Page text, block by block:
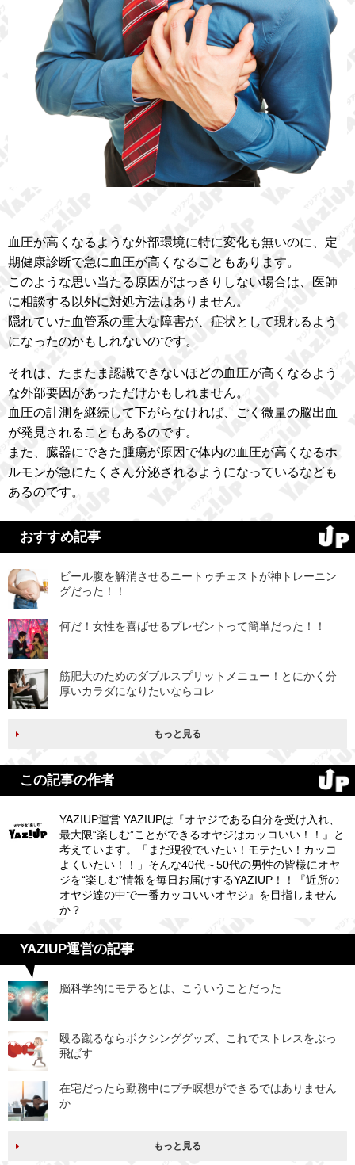
血圧が高くなるような外部環境に特に変化も無いのに、定
期健康診断で急に血圧が高くなることもあります。
このような思い当たる原因がはっきりしない場合は、医師
に相談する以外に対処方法はありません。
隠れていた血管系の重大な障害が、症状として現れるよう
になったのかもしれないのです。
それは、たまたま認識できないほどの血圧が高くなるよう
な外部要因があっただけかもしれません。
血圧の計測を継続して下がらなければ、ごく微量の脳出血
が発見されることもあるのです。
また、臓器にできた腫瘍が原因で体内の血圧が高くなるホ
ルモンが急にたくさん分泌されるようになっているなども
あるのです。
おすすめ記事
ビール腹を解消させるニートゥチェストが神トレーニン
グだった！！
何だ！女性を喜ばせるプレゼントって簡単だった！！
筋肥大のためのダブルスプリットメニュー！とにかく分
厚いカラダになりたいならコレ
もっと見る
この記事の作者
YAZIUP運営 YAZIUPは『オヤジである自分を受け入れ、
最大限“楽しむ”ことができるオヤジはカッコいい！！』と
考えています。「まだ現役でいたい！モテたい！カッコ
よくいたい！！」そんな40代～50代の男性の皆様にオヤ
ジを“楽しむ”情報を毎日お届けするYAZIUP！！『近所の
オヤジ達の中で一番カッコいいオヤジ』を目指しません
か？
YAZIUP運営の記事
脳科学的にモテるとは、こういうことだった
殴る蹴るならボクシンググッズ、これでストレスをぶっ
飛ばす
在宅だったら勤務中にプチ瞑想ができるではありません
か
もっと見る